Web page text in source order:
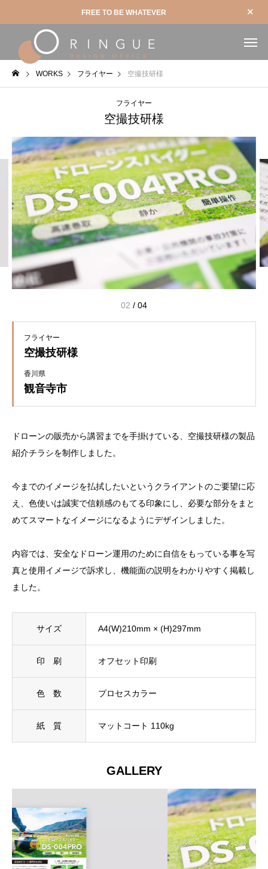
FREE TO BE WHATEVER
WORKS フライヤー 空撮技研様
フライヤー
空撮技研様
02 / 04
フライヤー
空撮技研様
香川県
観音寺市
ドローンの販売から講習までを手掛けている、空撮技研様の製品
紹介チラシを制作しました。
今までのイメージを払拭したいというクライアントのご要望に応
え、色使いは誠実で信頼感のもてる印象にし、必要な部分をまと
めてスマートなイメージになるようにデザインしました。
内容では、安全なドローン運用のために自信をもっている事を写
真と使用イメージで訴求し、機能面の説明をわかりやすく掲載し
ました。
サイズ A4(W)210mm × (H)297mm
印 刷 オフセット印刷
色 数 プロセスカラー
紙 質 マットコート 110kg
GALLERY